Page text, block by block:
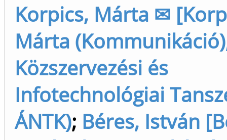
Korpics, Márta ✉
Márta
Közszervezési és
Infotechnológiai
ÁNTK); Béres, István